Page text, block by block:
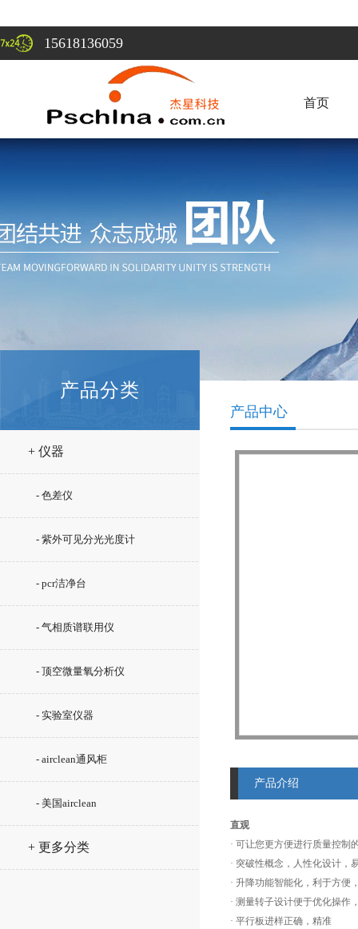
15618136059
首页
产品分类
+ 仪器
- 色差仪
- 紫外可见分光光度计
- pcr洁净台
- 气相质谱联用仪
- 顶空微量氧分析仪
- 实验室仪器
- airclean通风柜
- 美国airclean
+ 更多分类
产品中心
产品介绍
直观
· 可让您更方便进行质量控制
· 突破性概念，人性化设计，
· 升降功能智能化，利于方便
· 测量转子设计便于优化操作
· 平行板进样正确，精准